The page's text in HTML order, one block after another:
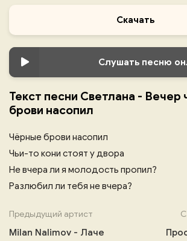
Скачать
Слушать песню
Текст песни Светлана - Вечер
брови насопил
Чёрные брови насопил
Чьи-то кони стоят у двора
Не вчера ли я молодость пропил?
Разлюбил ли тебя не вчера?
Предыдущий артист
Milan Nalimov - Лаче